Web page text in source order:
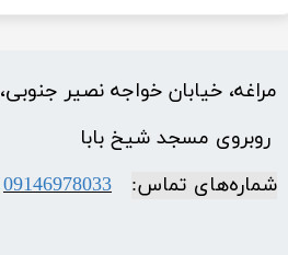
مراغه، خیابان خواجه نصیر جنوبی،
​​​​​​​ روبروی مسجد شیخ بابا
شماره‌‌های تماس:
09146978033